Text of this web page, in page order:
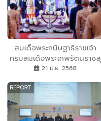
สมเด็จพระกนิษฐาธิราชเจ้า
กรมสมเด็จพระเทพรัตนราชสุ
ดาฯ สยามบรมราชกุมารี ทรง
ชาติ ๒๕๖๘
21 มิ.ย. 2568
REPORT